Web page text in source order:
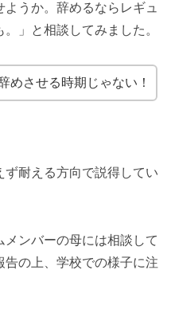
ようか。辞めるならレギュ
」と相談してみました。
めさせる時期じゃない！
ず耐える方向で説得してい
ンバーの母には相談して
の上、学校での様子に注